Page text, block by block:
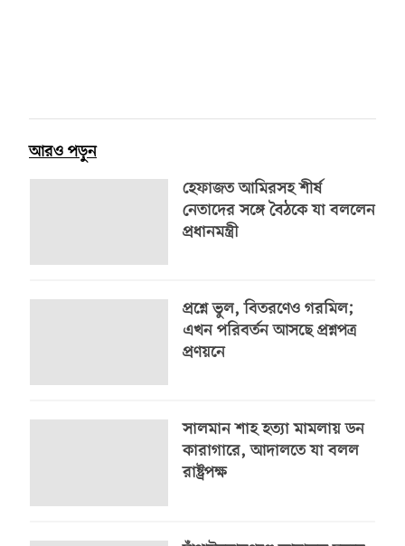
আরও পড়ুন
হেফাজত আমিরসহ শীর্ষ
নেতাদের সঙ্গে বৈঠকে যা বললেন
প্রধানমন্ত্রী
প্রশ্নে ভুল, বিতরণেও গরমিল;
এখন পরিবর্তন আসছে প্রশ্নপত্র
প্রণয়নে
সালমান শাহ হত্যা মামলায় ডন
কারাগারে, আদালতে যা বলল
রাষ্ট্রপক্ষ